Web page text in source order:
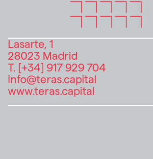
Lasarte, 1
28023 Madrid
T. [+34] 917 929 704
info@teras.capital
www.teras.capital